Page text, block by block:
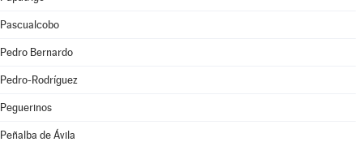
Pascualcobo
Pedro Bernardo
Pedro-Rodríguez
Peguerinos
Peñalba de Ávila